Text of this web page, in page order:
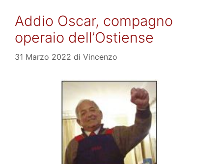
Addio Oscar, compagno
operaio dell’Ostiense
31 Marzo 2022 di Vincenzo